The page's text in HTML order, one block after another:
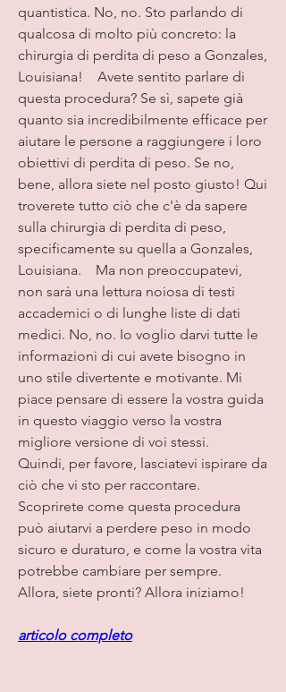
quantistica. No, no. Sto parlando di
qualcosa di molto più concreto: la
chirurgia di perdita di peso a Gonzales,
Louisiana!    Avete sentito parlare di
questa procedura? Se sì, sapete già
quanto sia incredibilmente efficace per
aiutare le persone a raggiungere i loro
obiettivi di perdita di peso. Se no,
bene, allora siete nel posto giusto! Qui
troverete tutto ciò che c'è da sapere
sulla chirurgia di perdita di peso,
specificamente su quella a Gonzales,
Louisiana.    Ma non preoccupatevi,
non sarà una lettura noiosa di testi
accademici o di lunghe liste di dati
medici. No, no. Io voglio darvi tutte le
informazioni di cui avete bisogno in
uno stile divertente e motivante. Mi
piace pensare di essere la vostra guida
in questo viaggio verso la vostra
migliore versione di voi stessi.
Quindi, per favore, lasciatevi ispirare da
ciò che vi sto per raccontare.
Scoprirete come questa procedura
può aiutarvi a perdere peso in modo
sicuro e duraturo, e come la vostra vita
potrebbe cambiare per sempre.
Allora, siete pronti? Allora iniziamo!
articolo completo